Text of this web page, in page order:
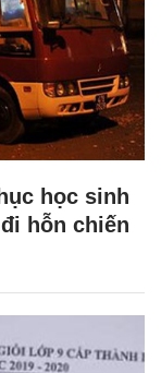
học sinh
hỗn chiến